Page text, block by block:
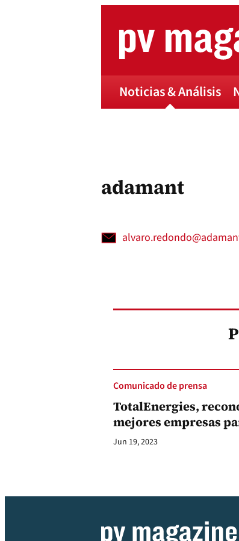
Noticias & Análisis
adamant
Comunicado de prensa
TotalEnergies,
mejores empresas
Jun 19, 2023